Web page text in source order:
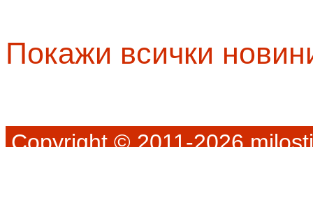
Покажи всички
Copyright © 2011-2026